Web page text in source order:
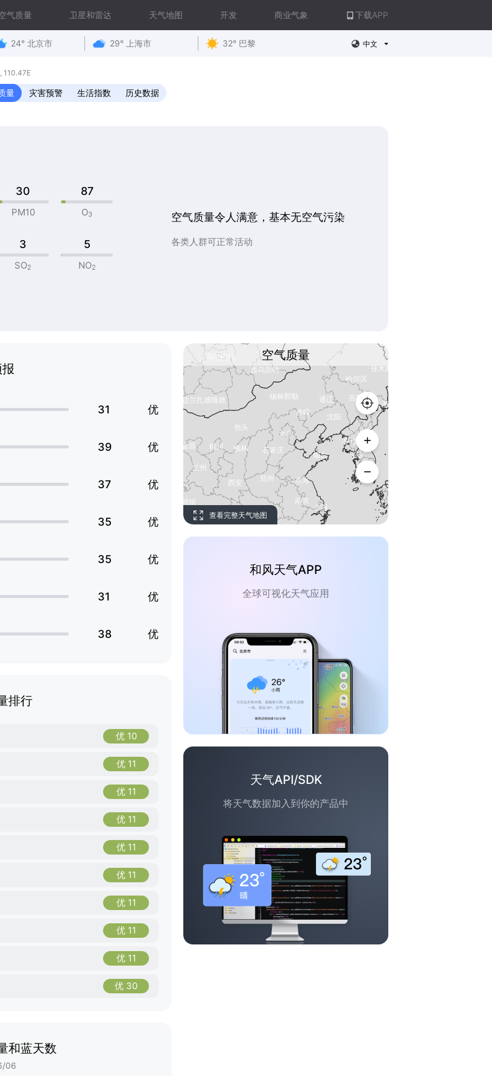
气质量 卫星和雷达 天气地图 开发 商业气象 下载APP
24° 北京市 29° 上海市 32° 巴黎 中文
量 灾害预警 生活指数 历史数据
30
PM10
87
O3
3
SO2
5
NO2
空气质量令人满意，基本无空气污染
各类人群可正常活动
31 优
39 优
37 优
35 优
35 优
31 优
38 优
排行
优 10
优 11
优 11
优 11
优 11
优 11
优 11
优 11
优 11
优 30
和蓝天数
06
空气质量
查看完整天气地图
和风天气APP
全球可视化天气应用
天气API/SDK
将天气数据加入到你的产品中